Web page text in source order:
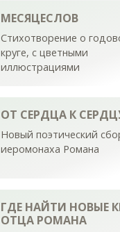
МЕСЯЦЕСЛОВ
Стихотворение о
круге, с цветными
иллюстрациями
ОТ СЕРДЦА К
Новый поэтический
иеромонаха Романа
ГДЕ НАЙТИ НОВЫЕ
ОТЦА РОМАНА